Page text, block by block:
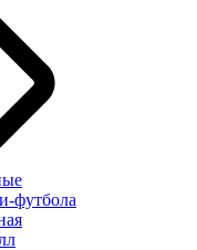
футбола